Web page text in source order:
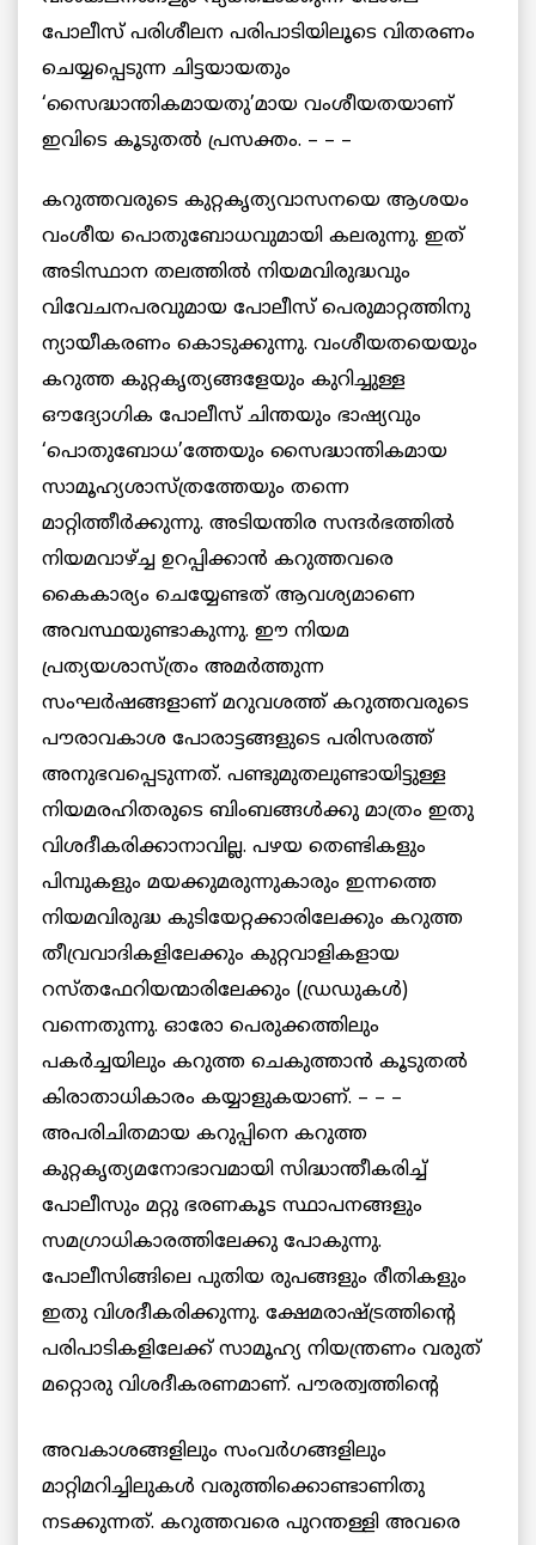
പോലീസ് പരിശീലന പരിപാടിയിലൂടെ വിതരണം
ചെയ്യപ്പെടുന്ന ചിട്ടയായതും
‘സൈദ്ധാന്തികമായതു’മായ വംശീയതയാണ്
ഇവിടെ കൂടുതല്‍ പ്രസക്തം. – – –
കറുത്തവരുടെ കുറ്റകൃത്യവാസനയെ ആശയം
വംശീയ പൊതുബോധവുമായി കലരുന്നു. ഇത്
അടിസ്ഥാന തലത്തില്‍ നിയമവിരുദ്ധവും
വിവേചനപരവുമായ പോലീസ് പെരുമാറ്റത്തിനു
ന്യായീകരണം കൊടുക്കുന്നു. വംശീയതയെയും
കറുത്ത കുറ്റകൃത്യങ്ങളേയും കുറിച്ചുള്ള
ഔദ്യോഗിക പോലീസ് ചിന്തയും ഭാഷ്യവും
‘പൊതുബോധ’ത്തേയും സൈദ്ധാന്തികമായ
സാമൂഹ്യശാസ്ത്രത്തേയും തന്നെ
മാറ്റിത്തീര്‍ക്കുന്നു. അടിയന്തിര സന്ദര്‍ഭത്തില്‍
നിയമവാഴ്ച്ച ഉറപ്പിക്കാന്‍ കറുത്തവരെ
കൈകാര്യം ചെയ്യേണ്ടത് ആവശ്യമാണെ
അവസ്ഥയുണ്ടാകുന്നു. ഈ നിയമ
പ്രത്യയശാസ്ത്രം അമര്‍ത്തുന്ന
സംഘര്‍ഷങ്ങളാണ് മറുവശത്ത് കറുത്തവരുടെ
പൗരാവകാശ പോരാട്ടങ്ങളുടെ പരിസരത്ത്
അനുഭവപ്പെടുന്നത്. പണ്ടുമുതലുണ്ടായിട്ടുള്ള
നിയമരഹിതരുടെ ബിംബങ്ങള്‍ക്കു മാത്രം ഇതു
വിശദീകരിക്കാനാവില്ല. പഴയ തെണ്ടികളും
പിമ്പുകളും മയക്കുമരുന്നുകാരും ഇന്നത്തെ
നിയമവിരുദ്ധ കുടിയേറ്റക്കാരിലേക്കും കറുത്ത
തീവ്രവാദികളിലേക്കും കുറ്റവാളികളായ
റസ്തഫേറിയന്മാരിലേക്കും (ഡ്രഡുകള്‍)
വന്നെതുന്നു. ഓരോ പെരുക്കത്തിലും
പകര്‍ച്ചയിലും കറുത്ത ചെകുത്താന്‍ കൂടുതല്‍
കിരാതാധികാരം കയ്യാളുകയാണ്. – – –
അപരിചിതമായ കറുപ്പിനെ കറുത്ത
കുറ്റകൃത്യമനോഭാവമായി സിദ്ധാന്തീകരിച്ച്
പോലീസും മറ്റു ഭരണകൂട സ്ഥാപനങ്ങളും
സമഗ്രാധികാരത്തിലേക്കു പോകുന്നു.
പോലീസിങ്ങിലെ പുതിയ രുപങ്ങളും രീതികളും
ഇതു വിശദീകരിക്കുന്നു. ക്ഷേമരാഷ്ട്രത്തിന്റെ
പരിപാടികളിലേക്ക് സാമൂഹ്യ നിയന്ത്രണം വരുത്
മറ്റൊരു വിശദീകരണമാണ്. പൗരത്വത്തിന്റെ
അവകാശങ്ങളിലും സംവര്‍ഗങ്ങളിലും
മാറ്റിമറിച്ചിലുകള്‍ വരുത്തിക്കൊണ്ടാണിതു
നടക്കുന്നത്. കറുത്തവരെ പുറന്തള്ളി അവരെ